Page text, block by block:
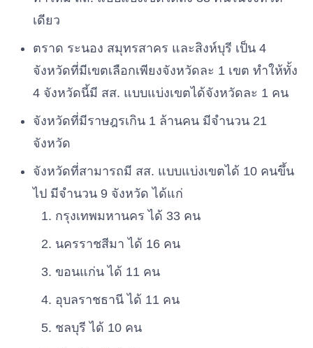
เดียว
ตราด ระนอง สมุทรสาคร และสิงห์บุรี เป็น 4
จังหวัดที่มีเขตเลือกเพียงจังหวัดละ 1 เขต ทำให้ทั้ง
4 จังหวัดนี้มี สส. แบบแบ่งเขตได้จังหวัดละ 1 คน
จังหวัดที่มีราษฎรเกิน 1 ล้านคน มีจำนวน 21
จังหวัด
จังหวัดที่สามารถมี สส. แบบแบ่งเขตได้ 10 คนขึ้น
ไป มีจำนวน 9 จังหวัด ได้แก่
กรุงเทพมหานคร ได้ 33 คน
นครราชสีมา ได้ 16 คน
ขอนแก่น ได้ 11 คน
อุบลราชธานี ได้ 11 คน
ชลบุรี ได้ 10 คน